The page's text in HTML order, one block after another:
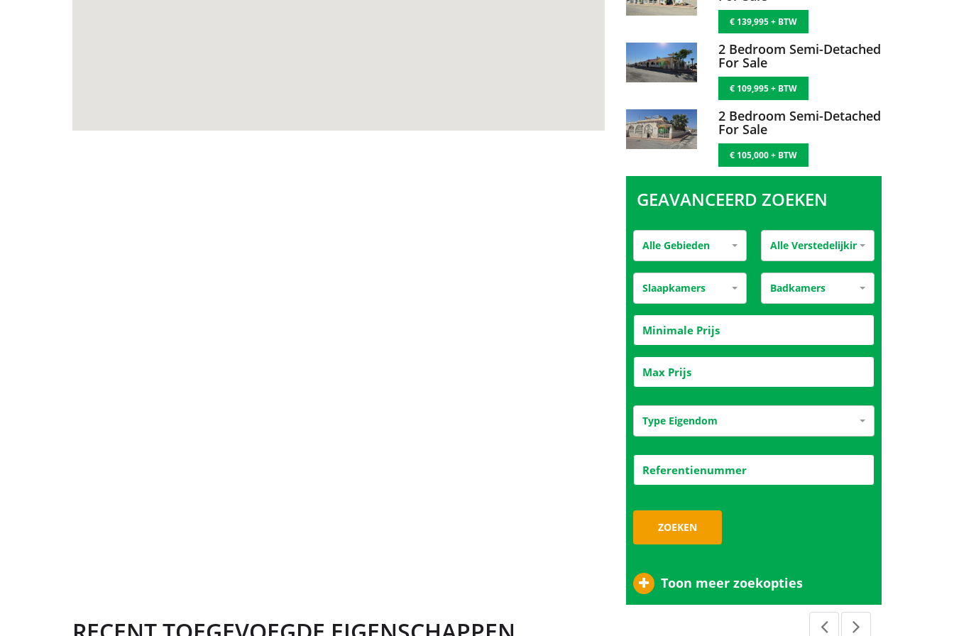
€ 129,995 + BTW
2 Bedroom Semi-Detached
For Sale
€ 135,000 + BTW
2 Bedroom Semi-Detached
For Sale
€ 139,995 + BTW
2 Bedroom Semi-Detached
2 Bedroom Semi-Detached
For Sale
€ 105,000 + BTW
GEAVANCEERD ZOEKEN
Alle Gebieden
Slaapkamers Badkamers
Type Eigendom